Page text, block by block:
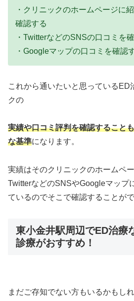
・クリニックのホームページに
確認する
・TwitterなどのSNSの口コミを
・Googleマップの口コミを確認
これから通いたいと思っているED
クの
実績や口コミ評判を確認すること
な基準になります。
実績はそのクリニックのホームペ
TwitterなどのSNSやGoogleマップ
ているのでそこで確認することがで
東小金井駅周辺でED治療
診療がおすすめ！
まだご存知でない方もいるかもし